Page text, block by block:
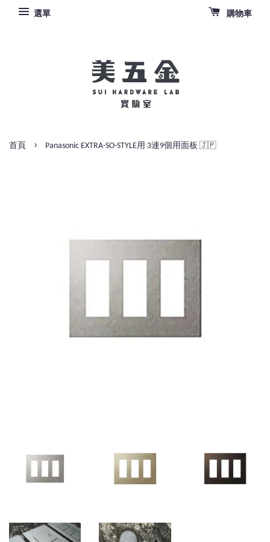
選單 購物車
首頁 › Panasonic EXTRA-SO-STYLE用 3連9個用面板 🇯🇵